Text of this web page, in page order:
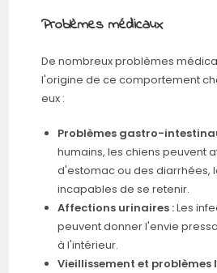
Problèmes médicaux
De nombreux problèmes
l'origine de ce comportement
eux :
Problèmes gastro-
humains, les chiens peuvent
d'estomac ou des diarrhées,
incapables de se retenir.
Affections urinaires :Les
peuvent donner l'envie
à l'intérieur.
Vieillissement et problèmes